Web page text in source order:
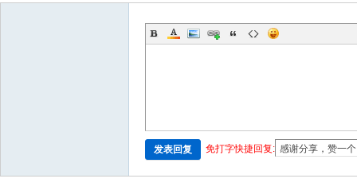
发表回复 免打字快捷回复: